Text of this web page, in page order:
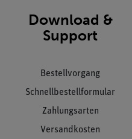
Download &
Support
Bestellvorgang
Schnellbestellformular
Zahlungsarten
Versandkosten